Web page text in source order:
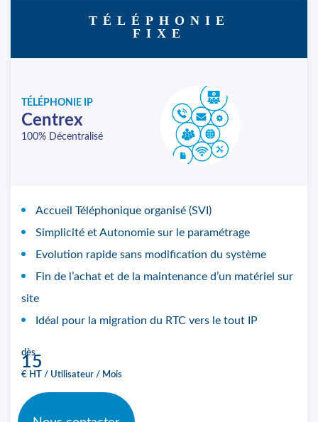
TÉLÉPHONIE
FIXE
TÉLÉPHONIE IP
Centrex
100% Décentralisé
Accueil Téléphonique organisé (SVI)
Simplicité et Autonomie sur le paramétrage
Evolution rapide sans modification du système
Fin de l’achat et de la maintenance d’un matériel sur
site
Idéal pour la migration du RTC vers le tout IP
dès
15
€ HT / Utilisateur / Mois